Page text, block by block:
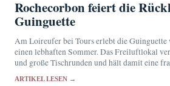
Rochecorbon feiert die
Guinguette
Am Loireufer bei Tours erlebt die Guinguette
einen lebhaften Sommer. Das Freiluftlokal
und große Tischrunden und hält damit eine
ARTIKEL LESEN →